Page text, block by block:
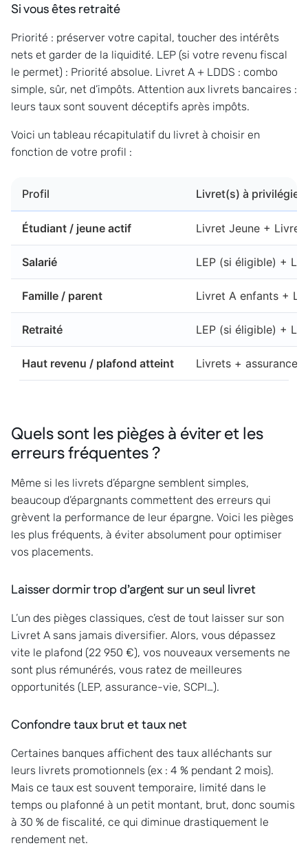
Si vous êtes retraité
Priorité : préserver votre capital, toucher des intérêts
nets et garder de la liquidité. LEP (si votre revenu fiscal
le permet) : Priorité absolue. Livret A + LDDS : combo
simple, sûr, net d’impôts. Attention aux livrets bancaires :
leurs taux sont souvent déceptifs après impôts.
Voici un tableau récapitulatif du livret à choisir en
fonction de votre profil :
Profil Livret(s) à privilégier
Étudiant / jeune actif Livret Jeune + Livret
Salarié LEP (si éligible) +
Famille / parent Livret A enfants +
Retraité LEP (si éligible) +
Haut revenu / plafond atteint Livrets +
Quels sont les pièges à éviter et les
erreurs fréquentes ?
Même si les livrets d’épargne semblent simples,
beaucoup d’épargnants commettent des erreurs qui
grèvent la performance de leur épargne. Voici les pièges
les plus fréquents, à éviter absolument pour optimiser
vos placements.
Laisser dormir trop d’argent sur un seul livret
L’un des pièges classiques, c’est de tout laisser sur son
Livret A sans jamais diversifier. Alors, vous dépassez
vite le plafond (22 950 €), vos nouveaux versements ne
sont plus rémunérés, vous ratez de meilleures
opportunités (LEP, assurance-vie, SCPI…).
Confondre taux brut et taux net
Certaines banques affichent des taux alléchants sur
leurs livrets promotionnels (ex : 4 % pendant 2 mois).
Mais ce taux est souvent temporaire, limité dans le
temps ou plafonné à un petit montant, brut, donc soumis
à 30 % de fiscalité, ce qui diminue drastiquement le
rendement net.